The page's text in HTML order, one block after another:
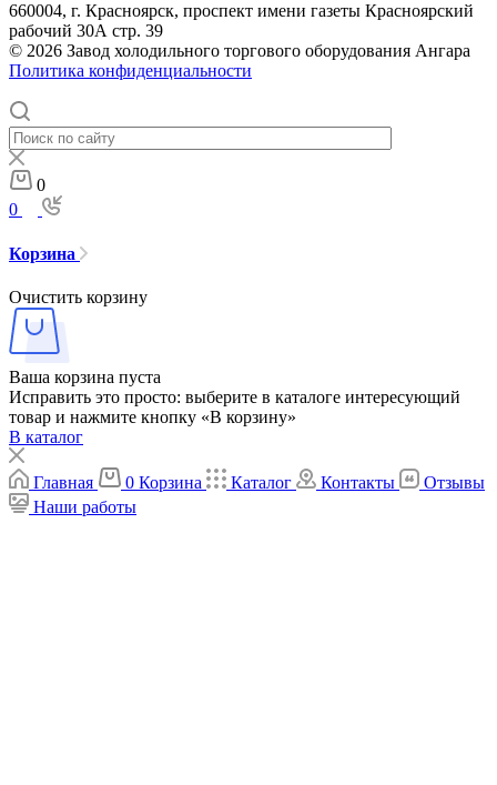
660004, г. Красноярск, проспект имени газеты Красноярский
рабочий 30А стр. 39
© 2026 Завод холодильного торгового оборудования Ангара
Политика конфиденциальности
0
0
Корзина
Очистить корзину
Ваша корзина пуста
Исправить это просто: выберите в каталоге интересующий
товар и нажмите кнопку «В корзину»
В каталог
Главная 0 Корзина Каталог Контакты
Отзывы
Наши работы